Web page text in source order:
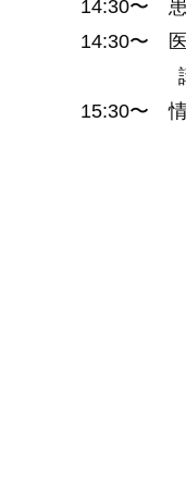
14:30〜
14:30〜 医
講師：
15:30〜 情